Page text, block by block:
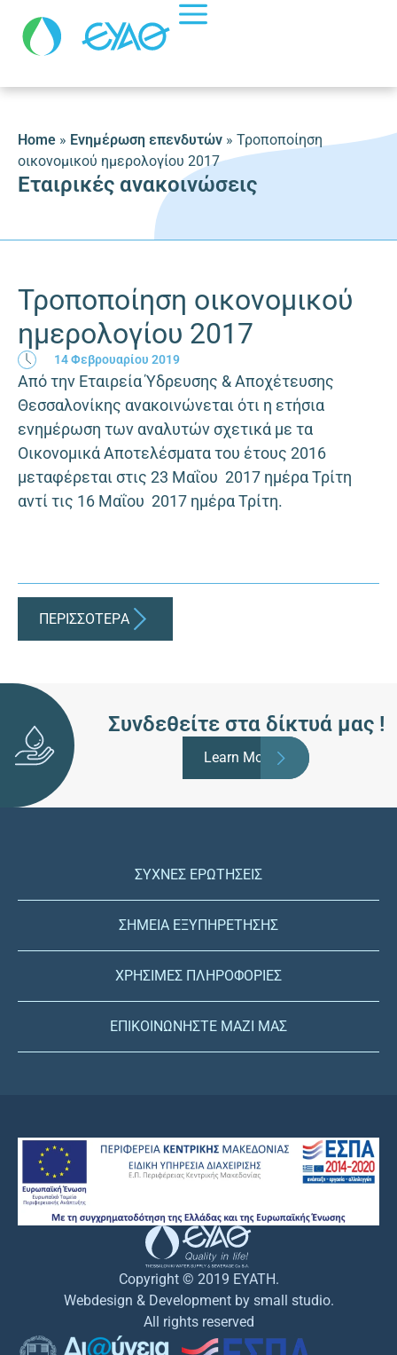
Home » Ενημέρωση επενδυτών » Τροποποίηση
οικονομικού ημερολογίου 2017
Εταιρικές ανακοινώσεις
Τροποποίηση οικονομικού
ημερολογίου 2017
14 Φεβρουαρίου 2019
Από την Εταιρεία Ύδρευσης & Αποχέτευσης
Θεσσαλονίκης ανακοινώνεται ότι η ετήσια
ενημέρωση των αναλυτών σχετικά µε τα
Οικονομικά Αποτελέσματα του έτους 2016
μεταφέρεται στις 23 Μαΐου 2017 ημέρα Τρίτη
αντί τις 16 Μαΐου 2017 ημέρα Τρίτη.
ΠΕΡΙΣΣΟΤΕΡA
Συνδεθείτε στα δίκτυά μας !
Learn More
ΣΥΧΝΕΣ ΕΡΩΤΗΣΕΙΣ
ΣΗΜΕΙΑ ΕΞΥΠΗΡΕΤΗΣΗΣ
ΧΡΗΣΙΜΕΣ ΠΛΗΡΟΦΟΡΙΕΣ
ΕΠΙΚΟΙΝΩΝΗΣΤΕ ΜΑΖΙ ΜΑΣ
Copyright © 2019 EYATH.
Webdesign & Development by small studio.
All rights reserved